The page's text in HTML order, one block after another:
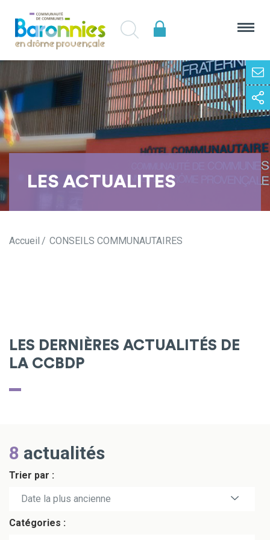
LES ACTUALITES
Accueil CONSEILS COMMUNAUTAIRES
LES DERNIÈRES ACTUALITÉS DE
LA CCBDP
8 actualités
Trier par :
Date la plus récente
Date la plus ancienne
Catégories :